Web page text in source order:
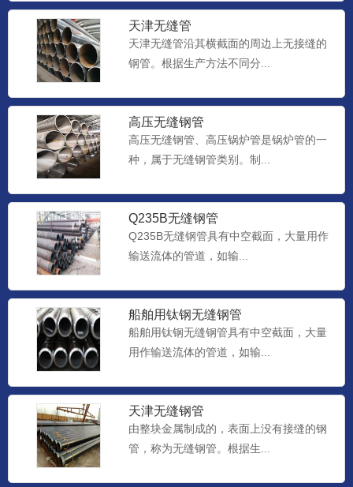
天津无缝管
天津无缝管沿其横截面的周边上无接缝的
钢管。根据生产方法不同分...
高压无缝钢管
高压无缝钢管、高压锅炉管是锅炉管的一
种，属于无缝钢管类别。制...
Q235B无缝钢管
Q235B无缝钢管具有中空截面，大量用作
输送流体的管道，如输...
船舶用钛钢无缝钢管
船舶用钛钢无缝钢管具有中空截面，大量
用作输送流体的管道，如输...
天津无缝钢管
由整块金属制成的，表面上没有接缝的钢
管，称为无缝钢管。根据生...